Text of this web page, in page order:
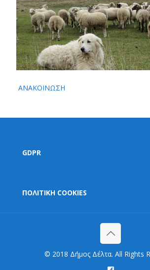
ΑΝΑΚΟΙΝΩΣΗ
GDPR
ΠΟΛΙΤΙΚΗ COOKIES
© 2018 Δήμος Δέλτα. All Rights